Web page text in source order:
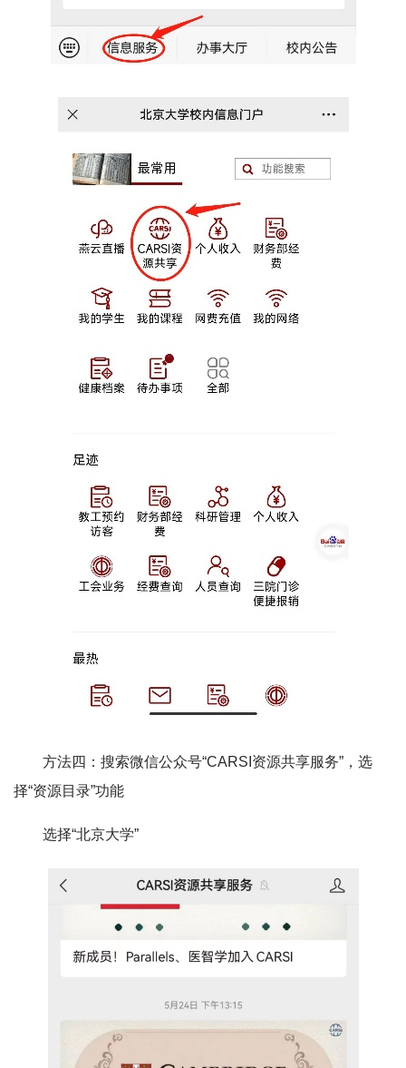
方法四：搜索微信公众号“CARSI资源共享服务”，选
择“资源目录”功能
选择“北京大学”